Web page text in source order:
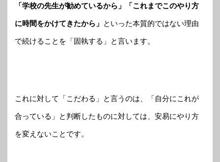
「学校の先生が勧めているから」「これまでこのやり方
に時間をかけてきたから」 といった本質的ではない理由
で続けることを「固執する」と言います。
これに対して「こだわる」と言うのは、「自分にこれが
合っている」と判断したものに対しては、安易にやり方
を変えないことです。